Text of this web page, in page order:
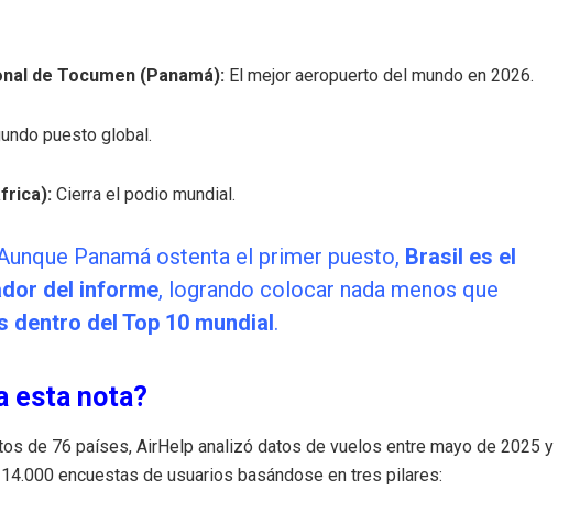
de Tocumen (Panamá):El mejor aeropuerto del mundo en 2026.
puesto global.
Cierra el podio mundial.
Panamá ostenta el primer puesto, Brasil es el
del informe, logrando colocar nada menos que
dentro del Top 10 mundial.
esta nota?
de 76 países, AirHelp analizó datos de vuelos entre mayo de 2025 y
encuestas de usuarios basándose en tres pilares: